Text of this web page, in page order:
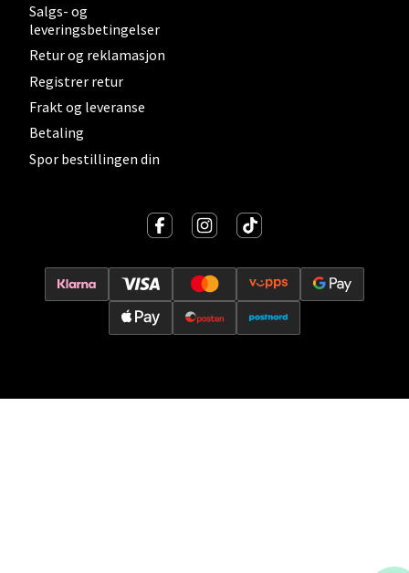
Salgs- og
leveringsbetingelser
Retur og reklamasjon
Registrer retur
Frakt og leveranse
Betaling
Spor bestillingen din
Leirvik - Stord
Torgbakken 2, 5401 Stord
Åpent i dag 10-15
Oslo - Thon Senter Storo